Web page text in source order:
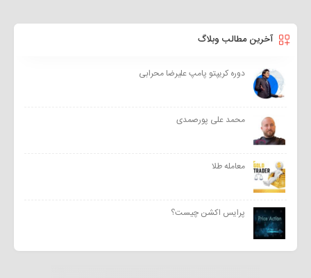
آخرین مطالب وبلاگ
دوره کریپتو پامپ علیرضا محرابی
محمد علی پورصمدی
معامله طلا
پرایس اکشن چیست؟